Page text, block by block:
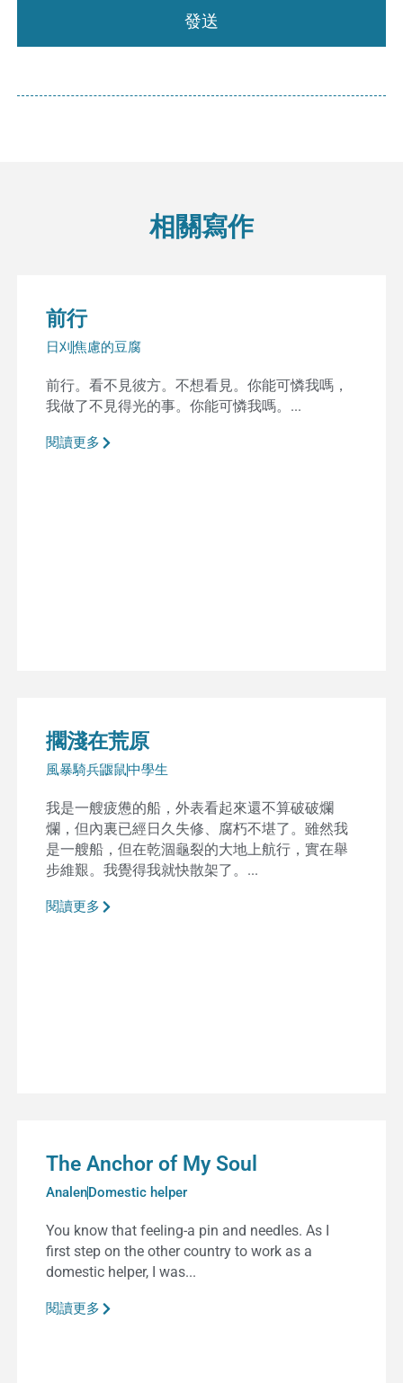
發送
相關寫作
前行
日刈 焦慮的豆腐
前行。看不見彼方。不想看見。你能可憐我嗎，
我做了不見得光的事。你能可憐我嗎。...
閱讀更多
擱淺在荒原
風暴騎兵鼴鼠中學生
我是一艘疲憊的船，外表看起來還不算破破爛
爛，但內裏已經日久失修、腐朽不堪了。雖然我
是一艘船，但在乾涸龜裂的大地上航行，實在舉
步維艱。我覺得我就快散架了。...
閱讀更多
The Anchor of My Soul
AnalenDomestic helper
You know that feeling-a pin and needles. As I
first step on the other country to work as a
domestic helper, I was...
閱讀更多